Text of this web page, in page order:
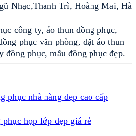
Nhạc,Thanh Trì, Hoàng Mai, Hà
công ty, áo thun đồng phục,
phục văn phòng, đặt áo thun
đồng phục, mẫu đồng phục đẹp.
phục nhà hàng đẹp cao cấp
phục họp lớp đẹp giá rẻ